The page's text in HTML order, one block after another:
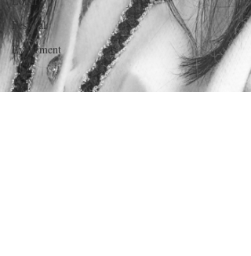
Festival
Evénement